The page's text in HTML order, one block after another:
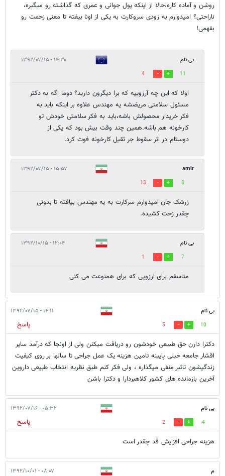
روشن و آماده کاره،حالا از اینکه پول جوانی و عمری که گذاشته رو میگیره،
ناراحتی؟ امیدوارم به زودی سروکارت به یکی از اونا بیفته تا معنی زحمت رو
بفهمی!
بی نام ۱۴:۳۰ - ۱۳۹۲/۰۷/۱۵
11
4
ﺍﻭﻻ ﮐﻪ ﺍﯾﻦ ﭼﻪ ﺁﺭﺯﻭﯾﯿﻪ ﮐﻪ ﺑﺮﺍ ﺩﯾﮕﺮﻭﻥ ﺩﺍﺭﯾﺪ؟ ﺩﻭﻣﺎ ﺍﮔﻪ ﺑﻪ ﺩﮐﺘﺮ
ﻣﺴﺌﻮﻝ ﺳﻼﻣﺘﯽ ﻣﺮﯾﻀﺸﻪ ﯾﻪ ﻣﻬﻨﺪﺱ ﻋﻼﻭﻩ ﺑﺮ ﺍﯾﻨﮑﻪ ﺑﺎﯾﺪ ﺑﻪ
ﻓﮑﺮ ﺧﺮﯾﺪﺍﺭ ﻣﺤﺼﻮﻟﺶ ﺑﺎﺷﻪ،ﺑﺎﯾﺪ ﺑﻪ ﻓﮑﺮ ﺳﻼﻣﺘﯽ ﺧﻮﺩﺵ ﺗﻮ
ﮐﺎﺭﺧﻮﻧﻪ ﻫﻢ ﺑﺎﺷﻪ.ﻫﻤﯿﻦ ﭼﻨﺪ ﻭﻗﺖ ﺑﯿﺶ ﺑﻮﺩ ﮐﻪ ﯾﮑﯽ ﺍﺯ
ﺩﻭﺳﺘﺎﻡ ﺩﺭ ﺍﺛﺮ ﺳﻘﻮﻁ ﺟﺮ ﺛﻘﯿﻞ ﮐﺎﺭﺧﻮﻧﻪ ﻓﻮﺕ ﮐﺮﺩ.
amir ۱۵:۵۷ - ۱۳۹۲/۰۷/۱۵
8
13
زرشک جان امیدوارم سرکارت به یه مهندس بیافته تا بدونی
چقدر زحت کشیده.
بی نام ۱۲:۰۴ - ۱۳۹۲/۱۰/۱۵
7
1
متاسفم برای ارزویی که برای همنوعت می کنی
بی نام ۱۴:۱۱ - ۱۳۹۲/۰۷/۱۵
10
5
پاسخ
دکترا دارن حق طبیعی خودشون رو دریافت میکنن ولی از اونجا که درآمد سایر
اقشار جامعه خیلی پایینه تامین هزینه یک عمل جراحی تا سالها بر روی کیفیت
زندگیشون تاثیر منفی میگذاره ، ولی فکر کنم طبق نظریه انتخاب طبیعی داروین
آخرین بازمانده های کشور کلاهبردارا و دکترا باشن
بی نام ۰۵:۳۲ - ۱۳۹۲/۰۷/۱۶
4
2
پاسخ
هزینه جراحی افزایش قد چقدر است
م ۰۸:۰۷ - ۱۳۹۲/۱۰/۰۱